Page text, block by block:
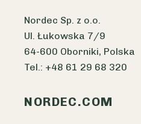
Nordec Sp. z o.o.
Ul. Łukowska 7/9
64-600 Oborniki, Polska
Tel.: +48 61 29 68 320
NORDEC.COM